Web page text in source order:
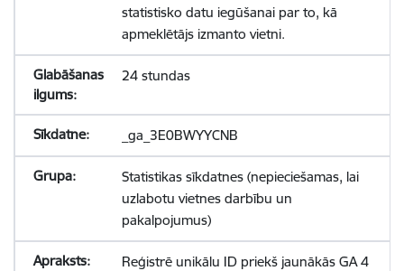
statistisko datu iegūšanai par to, kā
apmeklētājs izmanto vietni.
24 stundas
_ga_3E0BWYYCNB
Statistikas sīkdatnes (nepieciešamas, lai
uzlabotu vietnes darbību un
pakalpojumus)
Reģistrē unikālu ID priekš jaunākās GA 4